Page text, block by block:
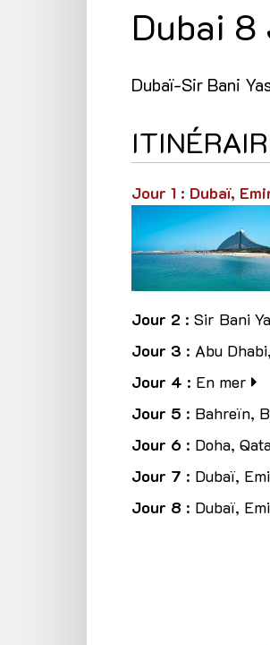
Dubai
Dubaï-Sir Bani
Jour 1 : Dubaï,
Jour 2 : Sir Bani
Jour 3 : Abu
Jour 4 : En mer
Jour 5 : Bahreïn,
Jour 6 : Doha,
Jour 7 : Dubaï,
Jour 8 : Dubaï,